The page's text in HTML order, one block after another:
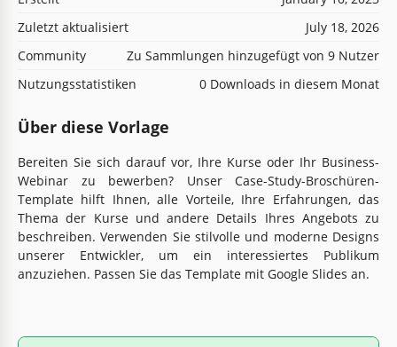
Zuletzt aktualisiert
July 18, 2026
Community
Zu Sammlungen hinzugefügt von 9 Nutzer
Nutzungsstatistiken
0 Downloads in diesem Monat
Über diese Vorlage
Bereiten Sie sich darauf vor, Ihre Kurse oder Ihr Business-
Webinar zu bewerben? Unser Case-Study-Broschüren-
Template hilft Ihnen, alle Vorteile, Ihre Erfahrungen, das
Thema der Kurse und andere Details Ihres Angebots zu
beschreiben. Verwenden Sie stilvolle und moderne Designs
unserer Entwickler, um ein interessiertes Publikum
anzuziehen. Passen Sie das Template mit Google Slides an.